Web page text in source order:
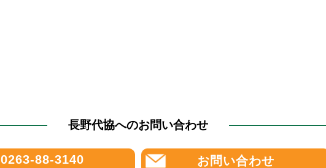
0263-88-3140 お問い合わせ
長野代協へのお問い合わせ